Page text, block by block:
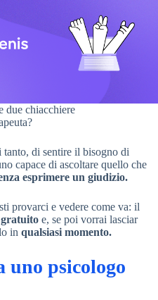
due chiacchiere
tanto, di sentire il bisogno di
capace di ascoltare quello che
esprimere un giudizio.
provarci e vedere come va: il
gratuito e, se poi vorrai lasciar
inqualsiasi momento.
uno psicologo